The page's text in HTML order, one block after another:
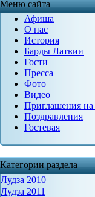
Меню сайта
Афиша
О нас
История
Барды Латвии
Гости
Пресса
Фото
Видео
Приглашения на
Поздравления
Гостевая
Категории раздела
Лудза 2010
Лудза 2011